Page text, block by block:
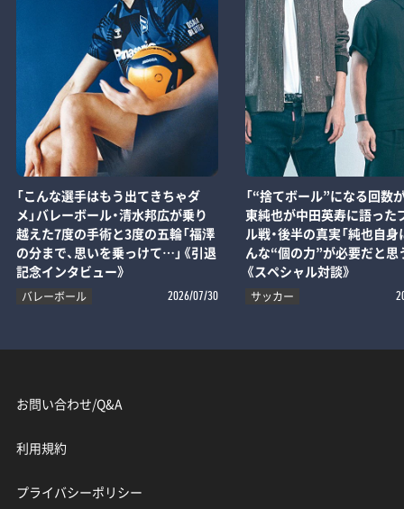
「こんな選手はもう出てきちゃダ
メ」バレーボール・清水邦広が乗り
越えた7度の手術と3度の五輪「福澤
の分まで、思いを乗っけて…」《引退
記念インタビュー》
バレーボール 2026/07/30
「“捨てボール”になる回数
東純也が中田英寿に語った
ル戦・後半の真実「純也自
んな“個の力”が必要だと思
《スペシャル対談》
サッカー
お問い合わせ/Q&A
利用規約
プライバシーポリシー